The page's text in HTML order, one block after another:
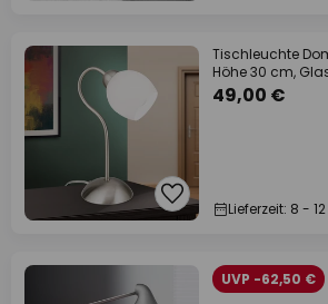
Tischleuchte
Höhe 30 cm,
49,00 €
Lieferzeit: 8 -
UVP -62,50 €